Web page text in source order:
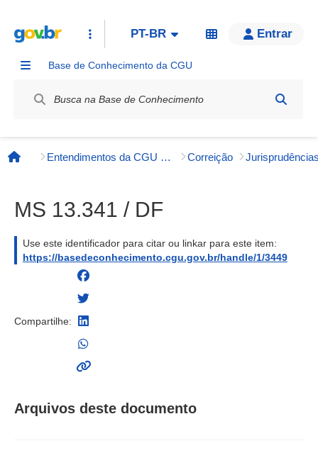
PT-BR Entrar
Base de Conhecimento da CGU
Página inicial
Entendimentos da CGU e órgãos externos Correição
MS 13.341 / DF
Use este identificador para citar ou linkar para este item:
https://basedeconhecimento.cgu.gov.br/handle/1/3449
Compartilhe:
Arquivos deste documento